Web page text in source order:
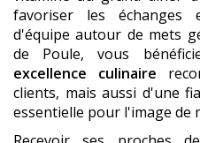
favoriser les échanges
d'équipe autour de mets
de Poule, vous
excellence culinaire
clients, mais aussi d'une
essentielle pour l'image de